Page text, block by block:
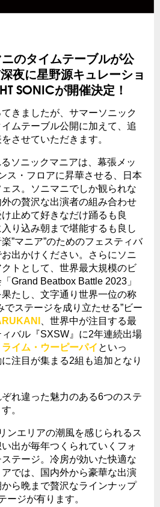
のタイムテーブルが公
夜に星野源キュレーショ
SONICが開催決定！
きましたが、サマーソニック
ムテーブル公開に加えて、追
させていただきます。
ソニックマニアは、幕張メッ
ス・フロアに昇華させる、日本
ス。ソニマニでしか観られな
の贅沢な出演者の組み合わせ
止めて好きなだけ踊るも良
り込み朝まで堪能するも良し
”マニア”のためのフェスティバ
出かけください。さらにソニ
トとして、世界最大規模のビ
Grand Beatbox Battle 2023 」
たし、文字通り世界一位の称
でステージを成り立たせる”ビー
、世界中が注目する最
バル『SXSW 』に2年連続出場
イム・ウーピーパイ といっ
注目が集まる2組も追加となり
れ違った魅力のある6つのステ
。
ンエリアの潮風を感じられるス
出が毎年つくられていくフォ
テージ。冷房が効いた快適な
では、国内外から豪華な出演
ら晩まで贅沢なラインナップ
ージが有ります。